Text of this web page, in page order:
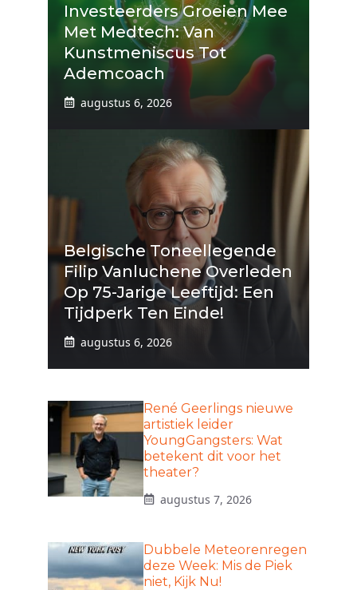
Investeerders Groeien Mee
Met Medtech: Van
Kunstmeniscus Tot
Ademcoach
augustus 6, 2026
Belgische Toneellegende
Filip Vanluchene Overleden
Op 75-Jarige Leeftijd: Een
Tijdperk Ten Einde!
augustus 6, 2026
René Geerlings nieuwe
artistiek leider
YoungGangsters: Wat
betekent dit voor het
theater?
augustus 7, 2026
Dubbele Meteorenregen
deze Week: Mis de Piek
niet, Kijk Nu!